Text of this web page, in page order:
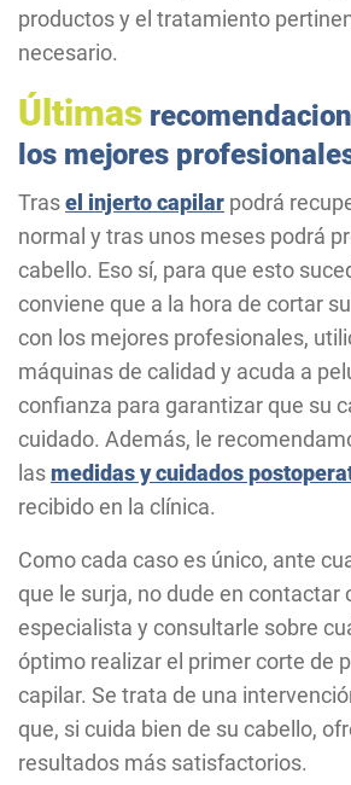
productos y el tratamiento
necesario.
Últimas
los mejores
Trasel injerto capilar podrá
normal y tras unos meses podrá
cabello. Eso sí, para que esto
conviene que a la hora de cortar
con los mejores profesionales,
máquinas de calidad y acuda a
confianza para garantizar que su
cuidado. Además, le
lasmedidas y cuidados
recibido en la clínica.
Como cada caso es único, ante
que le surja, no dude en contactar
especialista y consultarle sobre
óptimo realizar el primer corte de
capilar. Se trata de una
que, si cuida bien de su cabello,
resultados más satisfactorios.